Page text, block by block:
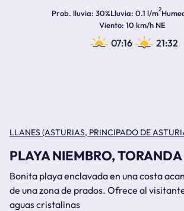
Prob. lluvia 30%Lluvia 0.1 l/m2
Viento 10 km/h NE
07:16 21:32
LLANES (ASTURIAS, PRINCIPADO DE
PLAYA NIEMBRO, TORANDA
Bonita playa enclavada en una costa
de una zona de prados. Ofrece al
aguas cristalinas